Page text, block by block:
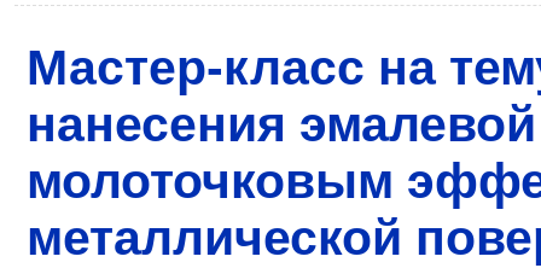
Мастер-класс на
нанесения
молоточковым
металлической